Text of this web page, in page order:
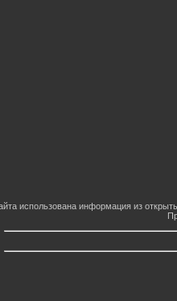
использована информация из